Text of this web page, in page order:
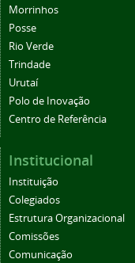
Morrinhos
Posse
Rio Verde
Trindade
Urutaí
Polo de Inovação
Centro de Referência
Institucional
Instituição
Colegiados
Estrutura Organizacional
Comissões
Comunicação